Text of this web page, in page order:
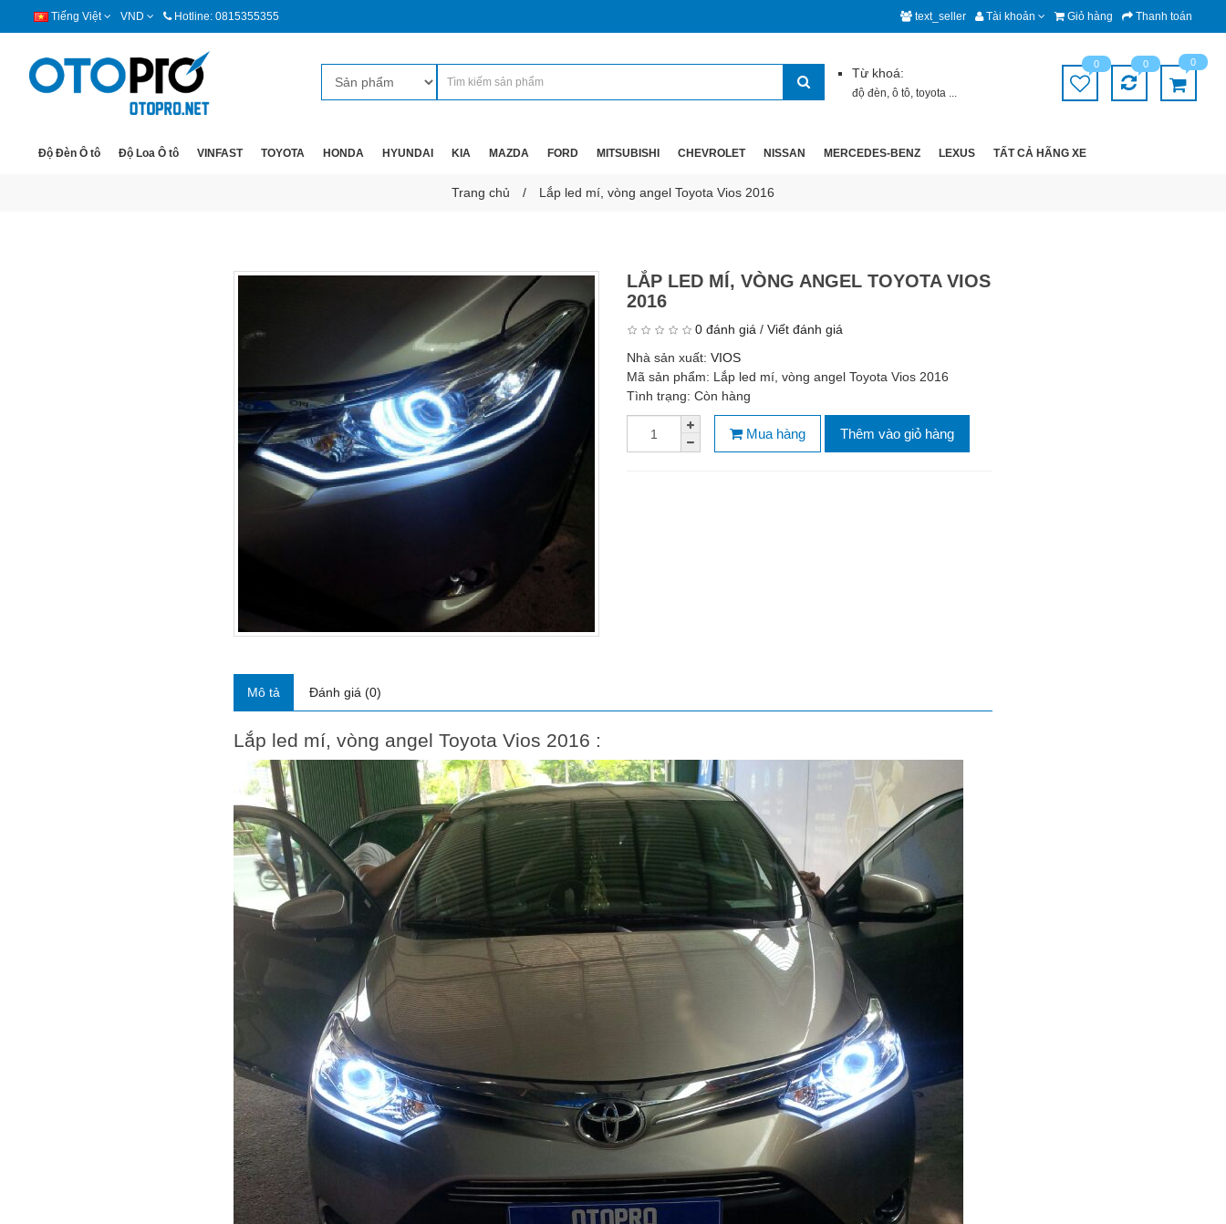
Tiếng Việt VND Hotline: 0815355355 text_seller Tài khoản Giỏ hàng Thanh toán
Từ khoá:
độ đèn,ô tô,toyota ...
0 0 0
Độ Đèn Ô tô Độ Loa Ô tô VINFAST TOYOTA HONDA HYUNDAI KIA MAZDA FORD MITSUBISHI CHEVROLET NISSAN MERCEDES-BENZ LEXUS TẤT CẢ HÃNG XE
Trang chủ Lắp led mí, vòng angel Toyota Vios 2016
LẮP LED MÍ, VÒNG ANGEL TOYOTA VIOS
2016
0 đánh giá / Viết đánh giá
Nhà sản xuất: VIOS
Mã sản phẩm: Lắp led mí, vòng angel Toyota Vios 2016
Tình trạng: Còn hàng
Mua hàng Thêm vào giỏ hàng
Mô tả Đánh giá (0)
Lắp led mí, vòng angel Toyota Vios 2016 :